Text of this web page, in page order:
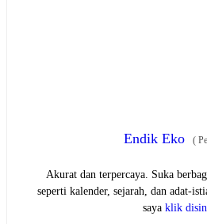
Endik Eko (
Akurat dan terpercaya. Suka
seperti kalender, sejarah, dan adat-
saya klik